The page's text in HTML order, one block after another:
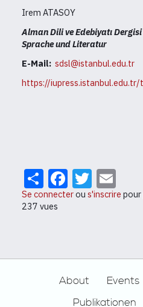
Irem ATASOY
Alman Dili ve Edebiyatı
Sprache und Literatur
E-Mail: sdsl@istanbul.edu.tr
https://
ShareFacebook
Twitter
Se connecterou s'inscrire
237 vues
About Events
Publikationen